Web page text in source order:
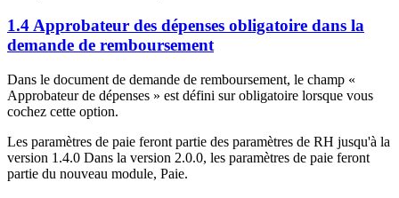
1.4 Approbateur des dépenses obligatoire dans la
demande de remboursement
Dans le document de demande de remboursement, le champ «
Approbateur de dépenses » est défini sur obligatoire lorsque vous
cochez cette option.
Les paramètres de paie feront partie des paramètres de RH jusqu'à la
version 1.4.0 Dans la version 2.0.0, les paramètres de paie feront
partie du nouveau module, Paie.